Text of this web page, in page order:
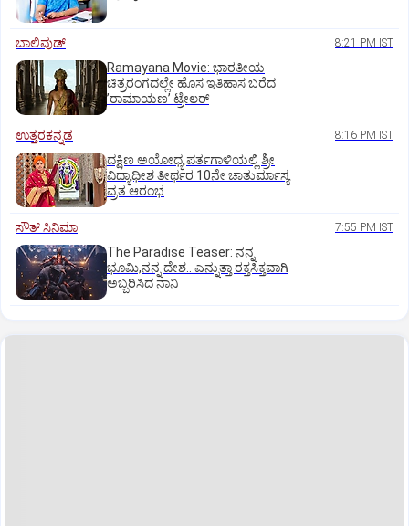
ಬಾಲಿವುಡ್‌ 8:21 PM IST
Ramayana Movie: ಭಾರತೀಯ
ಚಿತ್ರರಂಗದಲ್ಲೇ ಹೊಸ ಇತಿಹಾಸ ಬರೆದ
ʼರಾಮಾಯಣʼ ಟ್ರೇಲರ್
ಉತ್ತರಕನ್ನಡ 8:16 PM IST
ದಕ್ಷಿಣ ಅಯೋಧ್ಯ ಪರ್ತಗಾಳಿಯಲ್ಲಿ ಶ್ರೀ
ವಿದ್ಯಾಧೀಶ ತೀರ್ಥರ 10ನೇ ಚಾತುರ್ಮಾಸ್ಯ
ವ್ರತ ಆರಂಭ
ಸೌತ್‌ ಸಿನಿಮಾ 7:55 PM IST
The Paradise Teaser: ನನ್ನ
ಭೂಮಿ,ನನ್ನ ದೇಶ.. ಎನ್ನುತ್ತಾ ರಕ್ತಸಿಕ್ತವಾಗಿ
ಅಬ್ಬರಿಸಿದ ನಾನಿ